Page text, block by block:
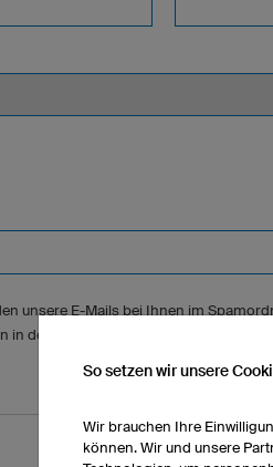
unsere E-Mails bei Ihnen im
in den nächsten Tagen regelmäßig.
So setzen wir unsere
Wir brauchen Ihre
können. Wir und unsere